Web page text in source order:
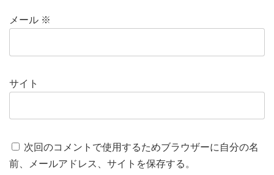
メール ※
サイト
次回のコメントで使用するためブラウザーに自分の名
前、メールアドレス、サイトを保存する。